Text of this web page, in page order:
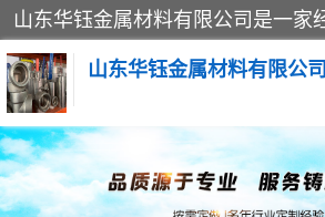
山东华钰金属材料有限公司
不锈钢管